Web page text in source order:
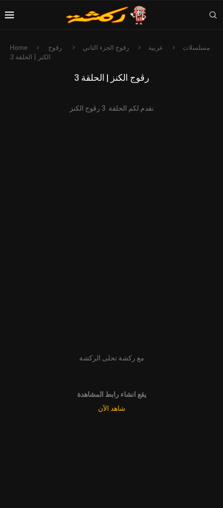
Home مسلسلات عربية رقوج الجزء الثاني
رڨوج
الكنز | الحلقة 3
رڨوج الكنز | الحلقة 3
نقدم لكم الحلقة 3 رڨوج الكنز
مع ركشة تحلى الركشة
يقع انشاء رابط المشاهدة
شاهد الآن